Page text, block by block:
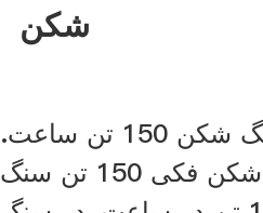
شکن
فک سنگ شکن 150 تن ساعت.
سنگ شکن فکی 150 تن سنگ